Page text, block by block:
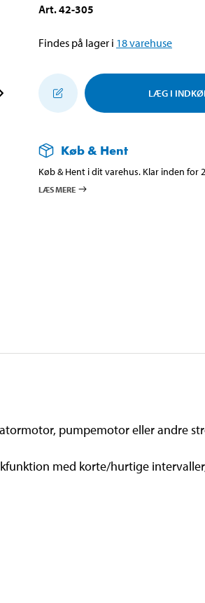
Art.42-305
Findes på lager i 18varehuse
LÆG I
Køb & Hent
Køb & Hent i dit varehus. Klar inden for
LÆS MERE
pumpemotor eller andre
med korte/hurtige